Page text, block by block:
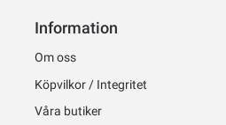
Information
Om oss
Köpvilkor / Integritet
Våra butiker